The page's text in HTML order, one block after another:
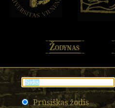
Žodynas
Prūsiškas žodis